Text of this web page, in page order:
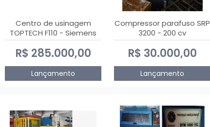
Centro de usinagem
TOPTECH F110 - Siemens
808D Advanced
R$ 285.000,00
Lançamento
Compressor parafuso SRP
3200 - 200 cv
R$ 30.000,00
Lançamento